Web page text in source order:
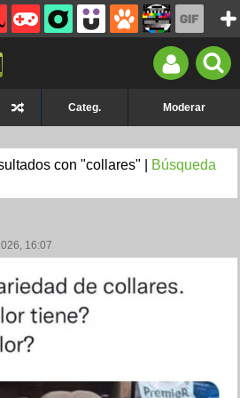
Categ. Moderar
con "collares" |
Búsqueda
16:07